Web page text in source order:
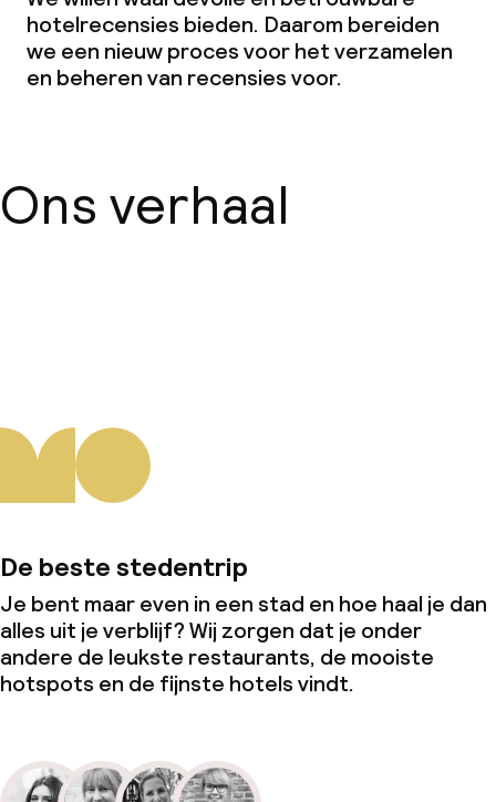
hotelrecensies bieden. Daarom bereiden
we een nieuw proces voor het verzamelen
en beheren van recensies voor.
Ons verhaal
De beste stedentrip
Je bent maar even in een stad en hoe haal je dan
alles uit je verblijf? Wij zorgen dat je onder
andere de leukste restaurants, de mooiste
hotspots en de fijnste hotels vindt.